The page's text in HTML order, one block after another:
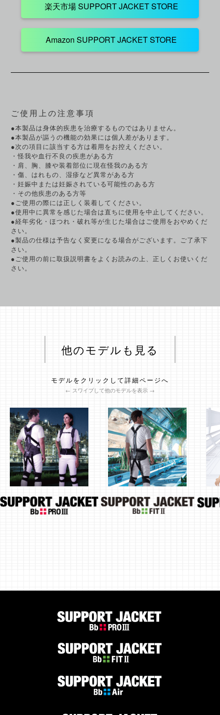
楽天市場 SUPPORT JACKET STORE
Amazon SUPPORT JACKET STORE
ご使用上の注意事項
●本製品は身体的疾患を治療するものではありません。
●本製品が謳うの機能の効果には個人差があります。
●次の項目に該当する方は着用をお控えください。
・怪我や血行不良の疾患がある方
・肩、胸、膝や装着部位に現在怪我のある方
・傷、はれもの、湿疹など異常がある方
・妊娠中または妊娠されている可能性のある方
・その他疾患のある方等
●ご使用の際には正しく装着してください。
●使用中に異常を感じた場合は直ちに使用を中止してください。
●経年劣化・ほつれ・破れ等が生じた場合はご使用をおやめくだ
さい。
●製品の仕様は予告なく変更になる場合がございます。ご了承下
さい。
●ご使用の前に取扱説明書をよくお読みの上、正しくお使いくだ
さい。
他のモデルも見る
モデルをクリックして詳細ページへ
← スワイプして他のモデルを表示 →